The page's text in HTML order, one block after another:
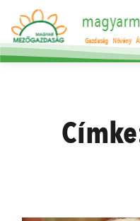
Gazdaság Növény